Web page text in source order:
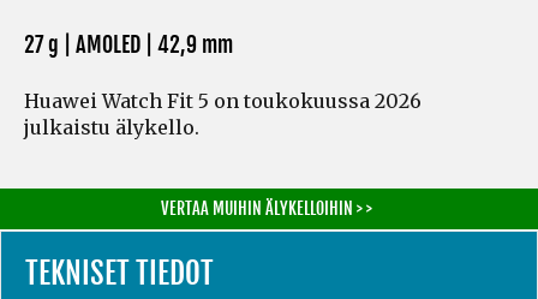
27 g | AMOLED | 42,9 mm
Huawei Watch Fit 5 on toukokuussa 2026
julkaistu älykello.
VERTAA MUIHIN ÄLYKELLOIHIN > >
TEKNISET TIEDOT